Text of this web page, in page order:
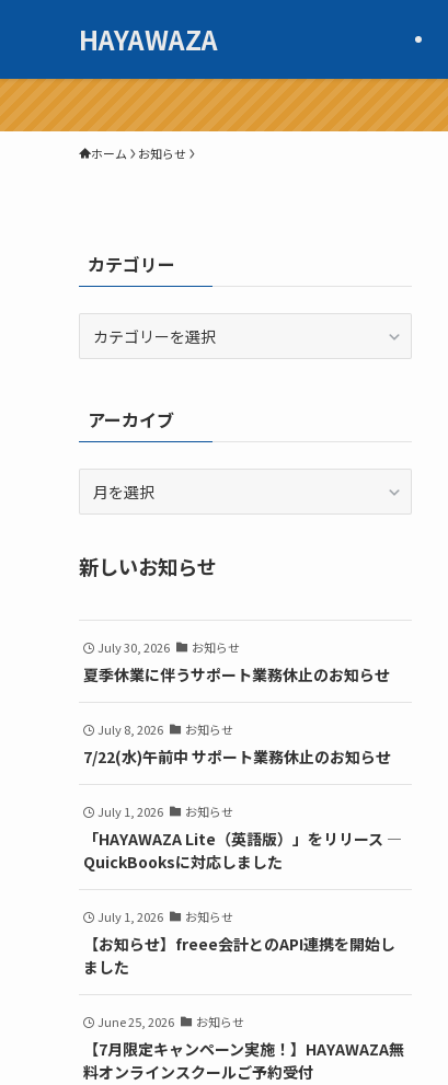
HAYAWAZA
ホーム お知らせ
カテゴリー
ーアーカイブ
イ
ブ
新しいお知らせ
July 30, 2026 お知らせ
夏季休業に伴うサポート業務休止のお知らせ
July 8, 2026 お知らせ
7/22(水)午前中 サポート業務休止のお知らせ
July 1, 2026 お知らせ
「HAYAWAZA Lite（英語版）」をリリース ―
QuickBooksに対応しました
July 1, 2026 お知らせ
【お知らせ】freee会計とのAPI連携を開始し
ました
June 25, 2026 お知らせ
【7月限定キャンペーン実施！】HAYAWAZA無
料オンラインスクールご予約受付